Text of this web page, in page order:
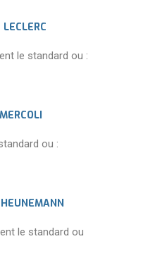
le standard ou :
ou :
le standard ou